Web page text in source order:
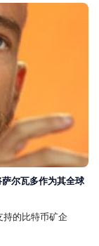
尔瓦多作为其全球
持的比特币矿企